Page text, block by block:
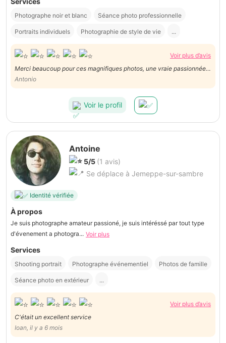
Photographe noir et blanc Séance photo professionnelle
Portraits individuels Photographie de style de vie ...
Voir plus d’avis
Merci beaucoup pour ces magnifiques photos, une vraie passionnée
qui sait capturer les émotions et sublimer chaque instant comme une
professionnelle, et un excellent rapport qualité/prix. Je recommande
Antonio
Voir le profil
Antoine
5/5 (1 avis)
Se déplace à Jemeppe-sur-sambre
Identité vérifiée
À propos
Je suis photographe amateur passioné, je suis intéréssé par tout type
d'évenement a photogra... Voir plus
Services
Shooting portrait Photographe événementiel Photos de famille
Séance photo en extérieur ...
Voir plus d’avis
C'était un excellent service
Ioan, il y a 6 mois